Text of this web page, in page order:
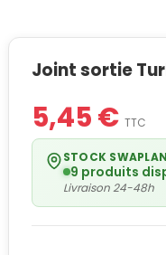
Joint sortie
5,45 € TTC
STOCK
9 produits
Livraison 24-48h